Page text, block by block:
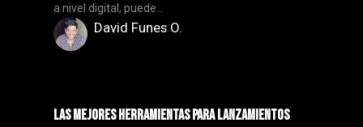
a nivel digital, puede...
David Funes O.
Las Mejores Herramientas para Lanzamientos